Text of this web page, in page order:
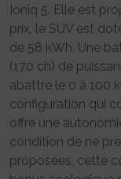
Ioniq 5. Elle est
prix, le SUV est
de 58 kWh. Une
(170 ch) de
abattre le 0 à 100
configuration qui
offre une
condition de ne
proposées, cette